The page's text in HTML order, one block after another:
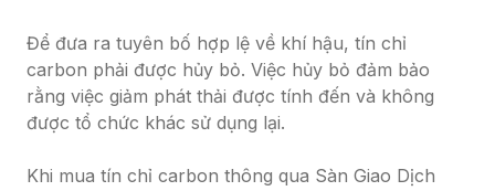
Để đưa ra tuyên bố hợp lệ về khí hậu, tín chỉ
carbon phải được hủy bỏ. Việc hủy bỏ đảm bảo
rằng việc giảm phát thải được tính đến và không
được tổ chức khác sử dụng lại.
Khi mua tín chỉ carbon thông qua Sàn Giao Dịch